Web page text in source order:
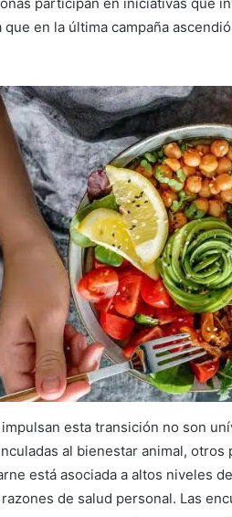
en la última campaña
esta transición no son
al bienestar animal,
está asociada a altos niveles
de salud personal. Las